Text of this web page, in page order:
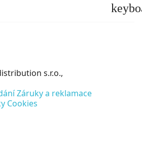
s.r.o.,
Záruky a reklamace
Cookies